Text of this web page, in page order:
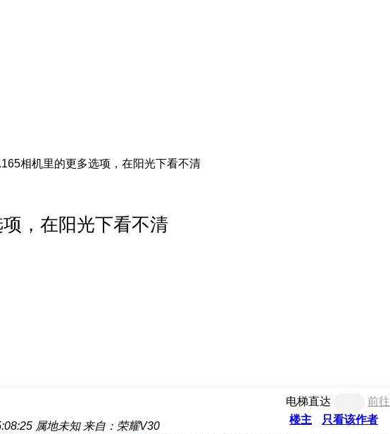
相机里的更多选项，在阳光下看不清
，在阳光下看不清
电梯直达
前往
楼主
只看该作者
属地未知 来自：荣耀V30